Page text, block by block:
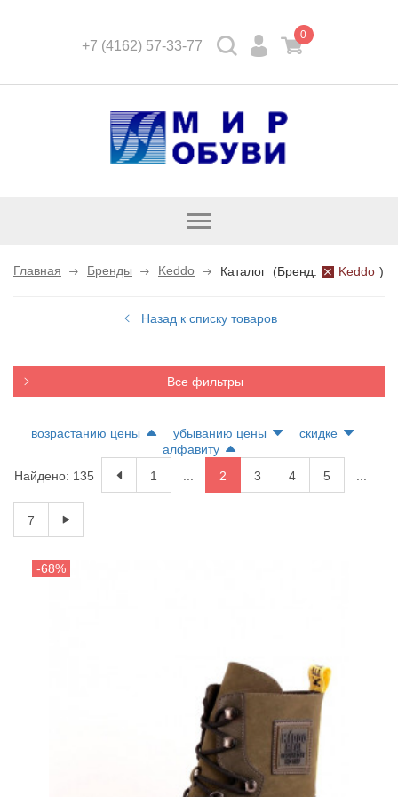
+7 (4162) 57-33-77
0
Открыть
Главная Бренды Keddo Каталог (Бренд: Keddo )
Назад к списку товаров
Все фильтры
возрастанию цены убыванию цены
скидке
алфавиту
Найдено: 135
1 2 3 4 5
7